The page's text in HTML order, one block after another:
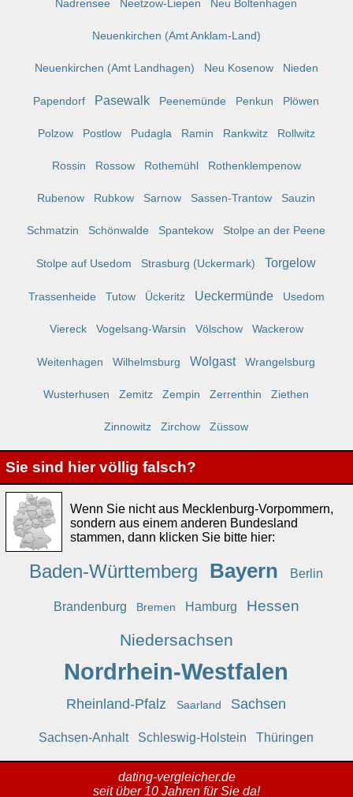
Nadrensee Neetzow-Liepen Neu Boltenhagen
Neuenkirchen (Amt Anklam-Land)
Neuenkirchen (Amt Landhagen) Neu Kosenow Nieden
Papendorf Pasewalk Peenemünde Penkun Plöwen
Polzow Postlow Pudagla Ramin Rankwitz Rollwitz
Rossin Rossow Rothemühl Rothenklempenow
Rubenow Rubkow Sarnow Sassen-Trantow Sauzin
Schmatzin Schönwalde Spantekow Stolpe an der Peene
Stolpe auf Usedom Strasburg (Uckermark) Torgelow
Trassenheide Tutow Ückeritz Ueckermünde Usedom
Viereck Vogelsang-Warsin Völschow Wackerow
Weitenhagen Wilhelmsburg Wolgast Wrangelsburg
Wusterhusen Zemitz Zempin Zerrenthin Ziethen
Zinnowitz Zirchow Züssow
Sie sind hier völlig falsch?
Wenn Sie nicht aus Mecklenburg-Vorpommern,
sondern aus einem anderen Bundesland
stammen, dann klicken Sie bitte hier:
Baden-Württemberg Bayern Berlin
Brandenburg Bremen Hamburg Hessen
Niedersachsen
Nordrhein-Westfalen
Rheinland-Pfalz Saarland Sachsen
Sachsen-Anhalt Schleswig-Holstein Thüringen
dating-vergleicher.de
seit über 10 Jahren für Sie da!